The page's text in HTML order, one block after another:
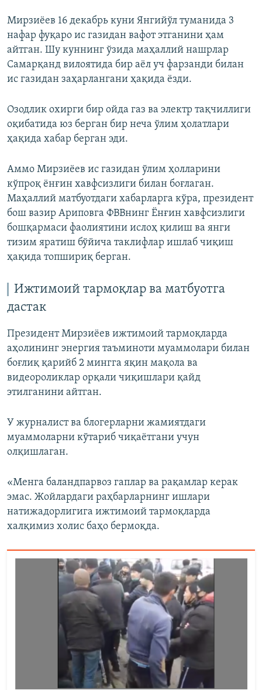
Мирзиёев 16 декабрь куни Янгийўл туманида 3
нафар фуқаро ис газидан вафот этганини ҳам
айтган. Шу куннинг ўзида маҳаллий нашрлар
Самарқанд вилоятида бир аёл уч фарзанди билан
ис газидан заҳарлангани ҳақида ёзди.
Озодлик охирги бир ойда газ ва электр тақчиллиги
оқибатида юз берган бир неча ўлим ҳолатлари
ҳақида хабар берган эди.
Аммо Мирзиёев ис газидан ўлим ҳолларини
кўпроқ ёнғин хавфсизлиги билан боғлаган.
Маҳаллий матбуотдаги хабарларга кўра, президент
бош вазир Ариповга ФВВнинг Ёнғин хавфсизлиги
бошқармаси фаолиятини ислоҳ қилиш ва янги
тизим яратиш бўйича таклифлар ишлаб чиқиш
ҳақида топшириқ берган.
Ижтимоий тармоқлар ва матбуотга
дастак
Президент Мирзиёев ижтимоий тармоқларда
аҳолининг энергия таъминоти муаммолари билан
боғлиқ қарийб 2 мингга яқин мақола ва
видеороликлар орқали чиқишлари қайд
этилганини айтган.
У журналист ва блогерларни жамиятдаги
муаммоларни кўтариб чиқаётгани учун
олқишлаган.
«Менга баландпарвоз гаплар ва рақамлар керак
эмас. Жойлардаги раҳбарларнинг ишлари
натижадорлигига ижтимоий тармоқларда
халқимиз холис баҳо бермоқда.